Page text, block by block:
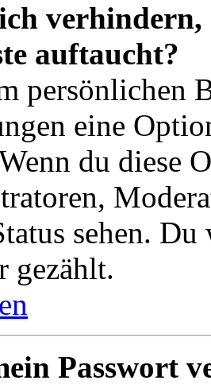
verhindern,
auftaucht?
persönlichen
eine
du diese
sehen.
gezählt.
Passwort